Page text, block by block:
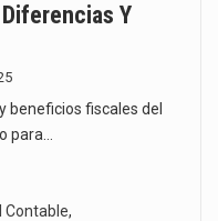
Y
beneficios fiscales del
para…
Contable,